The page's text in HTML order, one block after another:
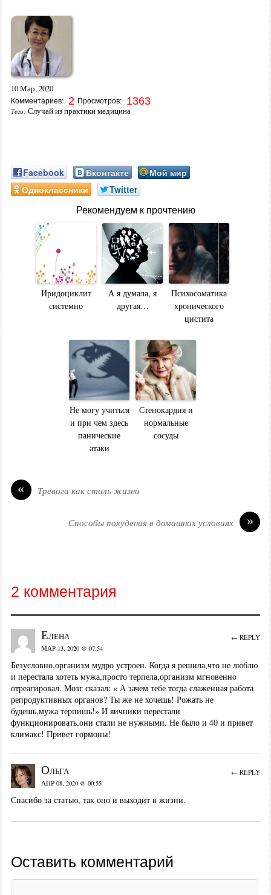
10 Мар, 2020
Комментариев: 2 Просмотров: 1363
Теги: Случай из практики медицина
Facebook Вконтакте
Мой мир
Одноклассники
Twitter
Рекомендуем к прочтению
Иридоциклит
системно
А я думала, я
другая…
Психосоматика
хронического
цистита
Не могу учиться
и при чем здесь
панические
атаки
Стенокардия и
нормальные
сосуды
« Тревога как стиль жизни
»
Способы похудения в домашних условиях
2 комментария
Елена
МАР 13, 2020 @ 07:54
Безусловно,организм мудро устроен. Когда я решила,что не люблю
и перестала хотеть мужа,просто терпела,организм мгновенно
отреагировал. Мозг сказал: « А зачем тебе тогда слаженная работа
репродуктивных органов? Ты же не хочешь! Рожать не
будешь,мужа терпишь!» И яичники перестали
функционировать,они стали не нужными. Не было и 40 и привет
климакс! Привет гормоны!
← REPLY
Ольга
АПР 08, 2020 @ 00:55
Спасибо за статью, так оно и выходит в жизни.
← REPLY
Оставить комментарий